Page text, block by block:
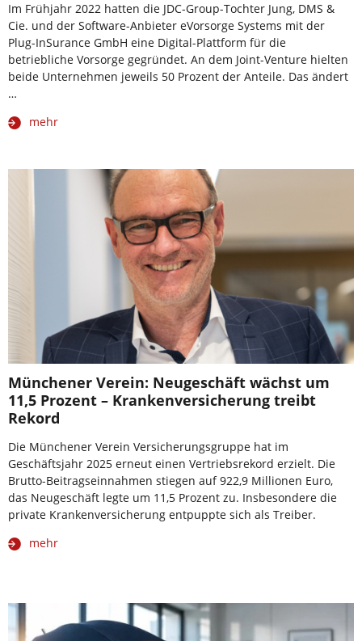
Im Frühjahr 2022 hatten die JDC-Group-Tochter Jung, DMS &
Cie. und der Software-Anbieter eVorsorge Systems mit der
Plug-InSurance GmbH eine Digital-Plattform für die
betriebliche Vorsorge gegründet. An dem Joint-Venture hielten
beide Unternehmen jeweils 50 Prozent der Anteile. Das ändert
…
mehr
Münchener Verein: Neugeschäft wächst um
11,5 Prozent – Krankenversicherung treibt
Rekord
Die Münchener Verein Versicherungsgruppe hat im
Geschäftsjahr 2025 erneut einen Vertriebsrekord erzielt. Die
Brutto-Beitragseinnahmen stiegen auf 922,9 Millionen Euro,
das Neugeschäft legte um 11,5 Prozent zu. Insbesondere die
private Krankenversicherung entpuppte sich als Treiber.
mehr